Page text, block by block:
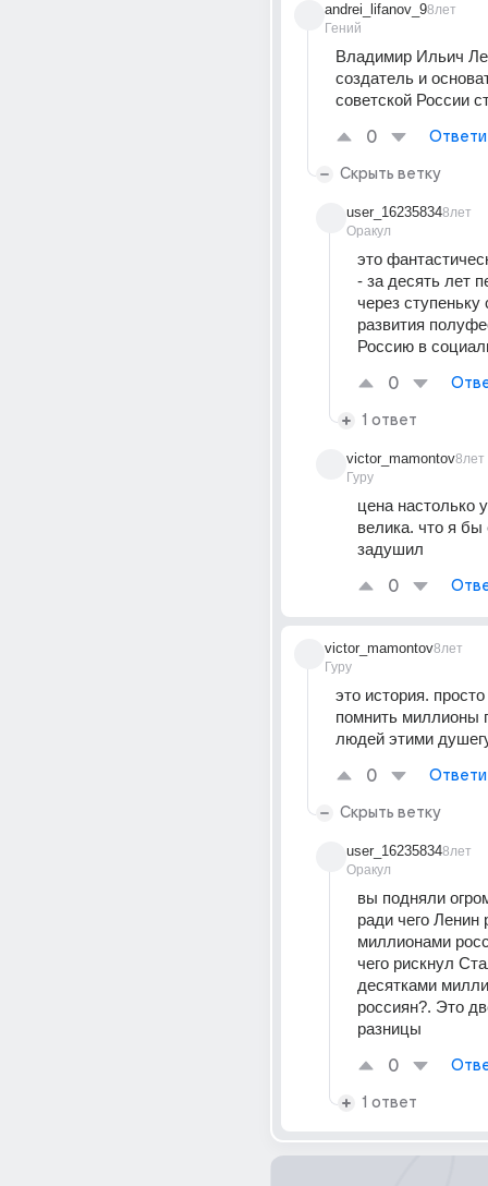
andrei_lifanov_9
Гений
8лет
Владимир Ильич
создатель и
советской России
0
Скрыть ветку
user_16235834
Оракул
8лет
это
- за десять лет
через ступеньку
развития
Россию в
0
1 ответ
victor_mamontov
Гуру
8лет
цена настолько
велика. что я бы
задушил
0
victor_mamontov
Гуру
8лет
это история.
помнить миллионы
людей этими
0
Скрыть ветку
user_16235834
Оракул
8лет
вы подняли
ради чего Ленин
миллионами
чего рискнул
десятками
россиян?. Это
разницы
0
1 ответ